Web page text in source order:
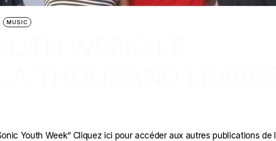
MUSIC
Youth Week“ Cliquez ici pour accéder aux autres publications de